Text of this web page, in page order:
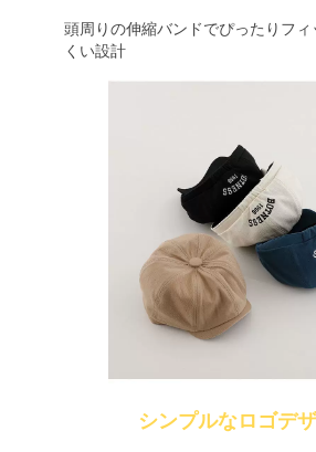
頭周りの伸縮バンドでぴったりフィ
くい設計
シンプルなロゴデ